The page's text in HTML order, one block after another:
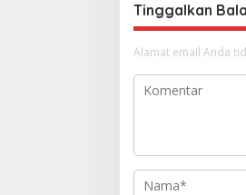
Tinggalkan
Alamat email Anda